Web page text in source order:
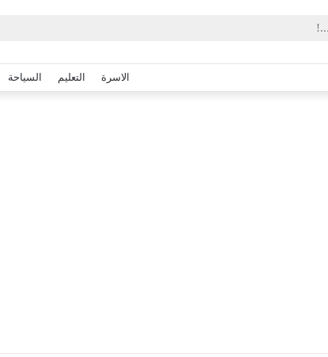
الاسرة التعليم السياحة